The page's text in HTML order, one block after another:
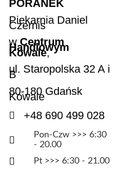
PORANEK
Piekarnia Daniel
Czernis
w Centrum
Handlowym
Kowale,
ul. Staropolska 32 A i
B
80-180 Gdańsk
Kowale
+48 690 499 028
Pon-Czw >>> 6:30
- 20.00
Pt >>> 6:30 - 21.00